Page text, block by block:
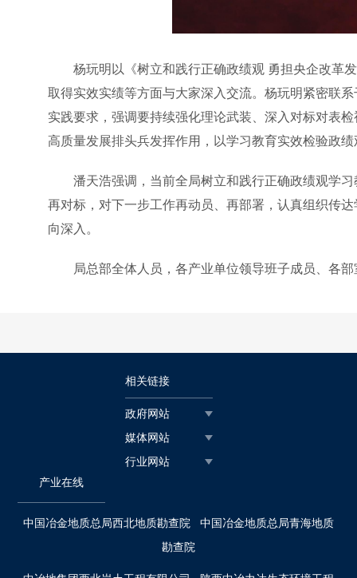
杨玩明以《树立和践行正确政绩观 勇担央企改革
取得实效实绩等方面与大家深入交流。杨玩明紧密联
实践要求，强调要持续强化理论武装、深入对标对表
高质量发展排头兵发挥作用，以学习教育实效检验政
潘天浩强调，当前全局树立和践行正确政绩观学
再对标，对下一步工作再动员、再部署，认真组织传
向深入。
局总部全体人员，各产业单位领导班子成员、各
相关链接
政府网站
媒体网站
行业网站
产业在线
中国冶金地质总局西北地质勘查院
中国冶金地质总局青海地质
勘查院